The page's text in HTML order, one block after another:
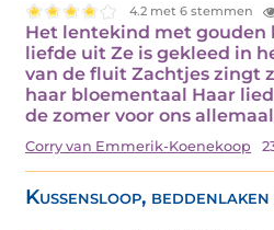
4.2 met 6 stemmen
Het lentekind met gouden
liefde uit Ze is gekleed in
van de fluit Zachtjes zingt
haar bloementaal Haar
de zomer voor ons
Corry van Emmerik-Koenekoop
Kussensloop,